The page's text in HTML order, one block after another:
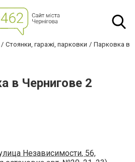
Стоянки, гаражі, парковки
Парковка в
в Чернигове 2
Независимости, 56,